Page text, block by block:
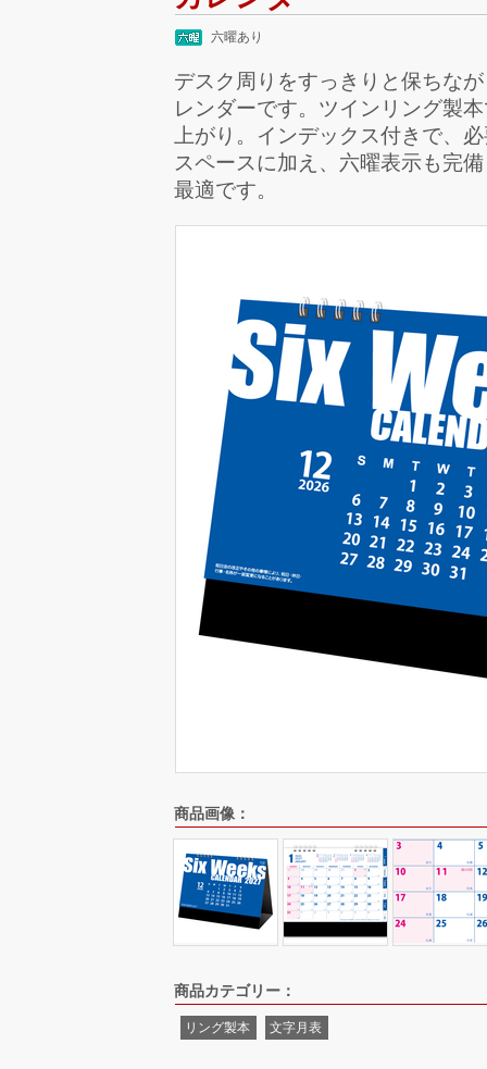
六曜あり
デスク周りをすっきりと保ちな
レンダーです。ツインリング製
上がり。インデックス付きで、
スペースに加え、六曜表示も完
最適です。
商品画像：
商品カテゴリー：
リング製本 文字月表